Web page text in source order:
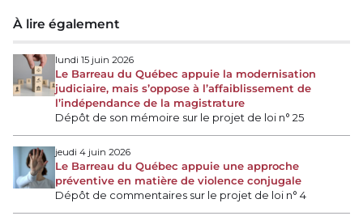
À lire également
lundi 15 juin 2026
Le Barreau du Québec appuie la modernisation
judiciaire, mais s’oppose à l’affaiblissement de
l’indépendance de la magistrature
Dépôt de son mémoire sur le projet de loi n° 25
jeudi 4 juin 2026
Le Barreau du Québec appuie une approche
préventive en matière de violence conjugale
Dépôt de commentaires sur le projet de loi n° 4